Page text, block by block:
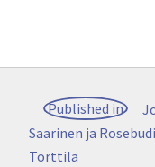
Post
navigation
Published in
Saarinen ja
Torttila